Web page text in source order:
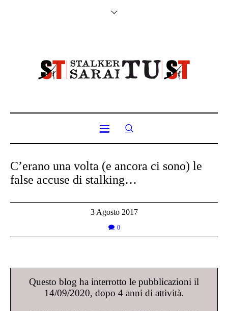
C’erano una volta (e ancora ci sono) le
false accuse di stalking…
3 Agosto 2017
0
Questo blog ha interrotto le pubblicazioni il
14/09/2020, dopo 4 anni di attività.